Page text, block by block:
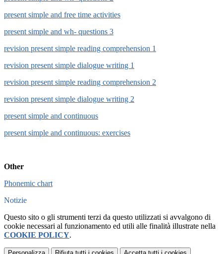
present simple and free time activities
present simple and wh- questions 3
revision present simple reading comprehension 1
revision present simple dialogue writing 1
revision present simple reading comprehension 2
revision present simple dialogue writing 2
present simple and continuous
present simple and continuous: exercises
Other
Phonemic chart
Notizie
Questo sito o gli strumenti terzi da questo utilizzati si avvalgono di
cookie necessari al funzionamento ed utili alle finalità illustrate nella
COOKIE POLICY.